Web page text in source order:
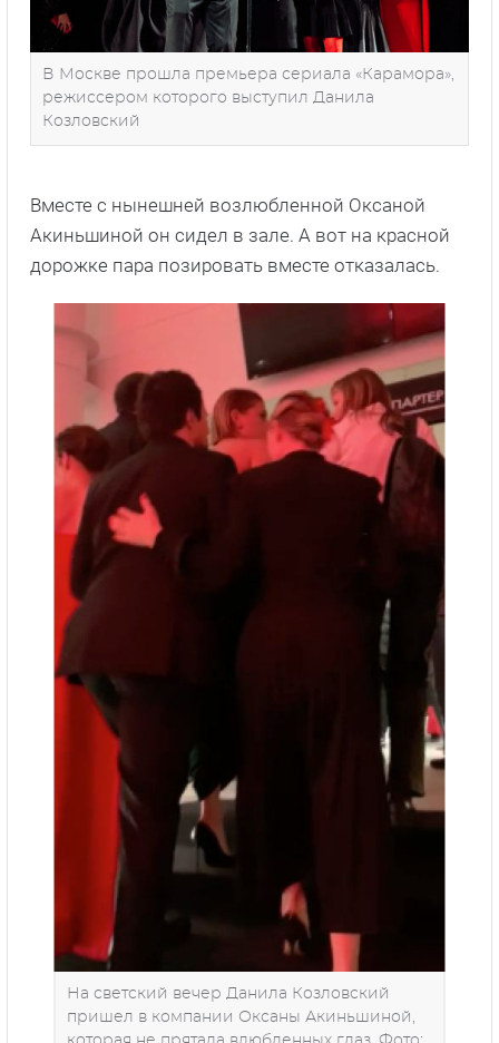
В Москве прошла премьера сериала «Карамора»,
режиссером которого выступил Данила
Козловский
Вместе с нынешней возлюбленной Оксаной
Акиньшиной он сидел в зале. А вот на красной
дорожке пара позировать вместе отказалась.
На светский вечер Данила Козловский
пришел в компании Оксаны Акиньшиной,